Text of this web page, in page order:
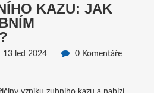
KAZU: JAK
13 led 2024
0 Komentáře